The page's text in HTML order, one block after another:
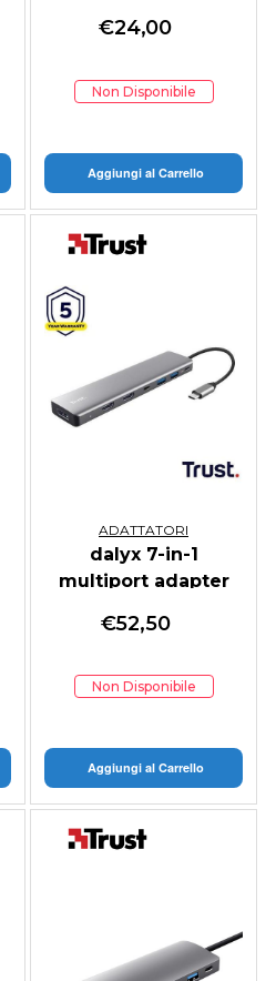
€24,00
Non Disponibile
Aggiungi al Carrello
ADATTATORI
dalyx 7-in-1
multiport adapter
€52,50
Non Disponibile
Aggiungi al Carrello